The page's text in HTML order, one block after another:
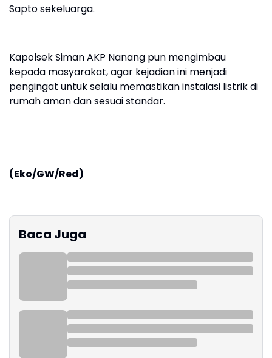
Sapto sekeluarga.
Kapolsek Siman AKP Nanang pun mengimbau
kepada masyarakat, agar kejadian ini menjadi
pengingat untuk selalu memastikan instalasi listrik di
rumah aman dan sesuai standar.
(Eko/GW/Red)
Baca Juga